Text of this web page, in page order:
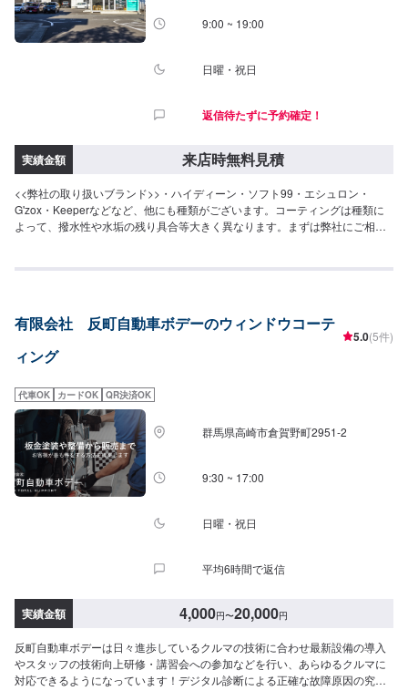
9:00 ~ 19:00
日曜・祝日
返信待たずに予約確定！
実績金額 来店時無料見積
<<弊社の取り扱いブランド>>・ハイディーン・ソフト99・エシュロン・
G'zox・Keeperなどなど、他にも種類がございます。コーティングは種類に
よって、撥水性や水垢の残り具合等大きく異なります。まずは弊社にご相談
ますので、前橋でウィンドウコーティングの施工ならKOIKEにお任せくださ
タの指定工場でもあります。国産車もご安心してご依頼ください。<<無料の
代車のご用意>>整備にお時間かかる場合もご安心ください。代車のご用意い
たします。
有限会社 反町自動車ボデーのウィンドウコーテ
ィング
5.0(5件)
代車OK カードOK QR決済OK
群馬県高崎市倉賀野町2951‐2
9:30 ~ 17:00
日曜・祝日
平均6時間で返信
実績金額 4,000円〜20,000円
反町自動車ボデーは日々進歩しているクルマの技術に合わせ最新設備の導入
やスタッフの技術向上研修・講習会への参加などを行い、あらゆるクルマに
対応できるようになっています！デジタル診断による正確な故障原因の究明